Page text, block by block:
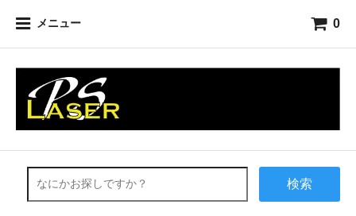
メニュー 0
検索